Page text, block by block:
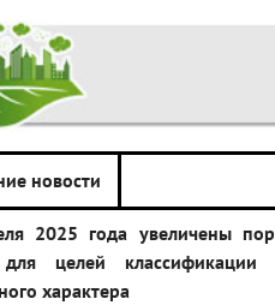
новости
2025 года увеличены
целей классификации
характера